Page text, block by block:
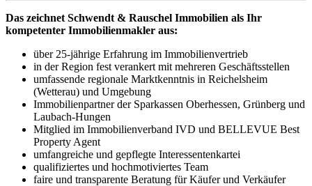
Das zeichnet Schwendt & Rauschel Immobilien als Ihr
kompetenter Immobilienmakler aus:
über 25-jährige Erfahrung im Immobilienvertrieb
in der Region fest verankert mit mehreren Geschäftsstellen
umfassende regionale Marktkenntnis in Reichelsheim
(Wetterau) und Umgebung
Immobilienpartner der Sparkassen Oberhessen, Grünberg und
Laubach-Hungen
Mitglied im Immobilienverband IVD und BELLEVUE Best
Property Agent
umfangreiche und gepflegte Interessentenkartei
qualifiziertes und hochmotiviertes Team
faire und transparente Beratung für Käufer und Verkäufer